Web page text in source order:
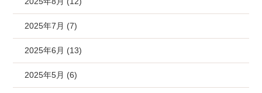
2025年7月 (7)
2025年6月 (13)
2025年5月 (6)